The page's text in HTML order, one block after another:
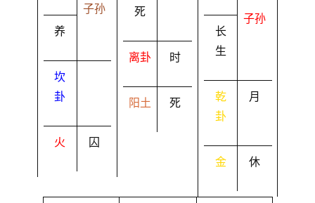
养
子孙
坎
卦
火 囚
死
离卦 时
阳土 死
长
生
子孙
乾
卦
月
金 休